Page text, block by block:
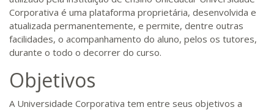
Corporativa é uma plataforma proprietária, desenvolvida e
atualizada permanentemente, e permite, dentre outras
facilidades, o acompanhamento do aluno, pelos os tutores,
durante o todo o decorrer do curso.
Objetivos
A Universidade Corporativa tem entre seus objetivos a